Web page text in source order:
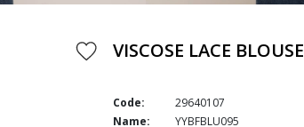
VISCOSE LACE BLOUSE
Code:
29640107
Name:
YYBFBLU095